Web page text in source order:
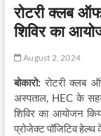
रोटरी क्लब ऑफ
शिविर का
August 2, 2024
बोकारो: रोटरी क्लब
अस्पताल, HEC के
शिविर का आयोजन
प्रोजेक्ट पॉजिटिव